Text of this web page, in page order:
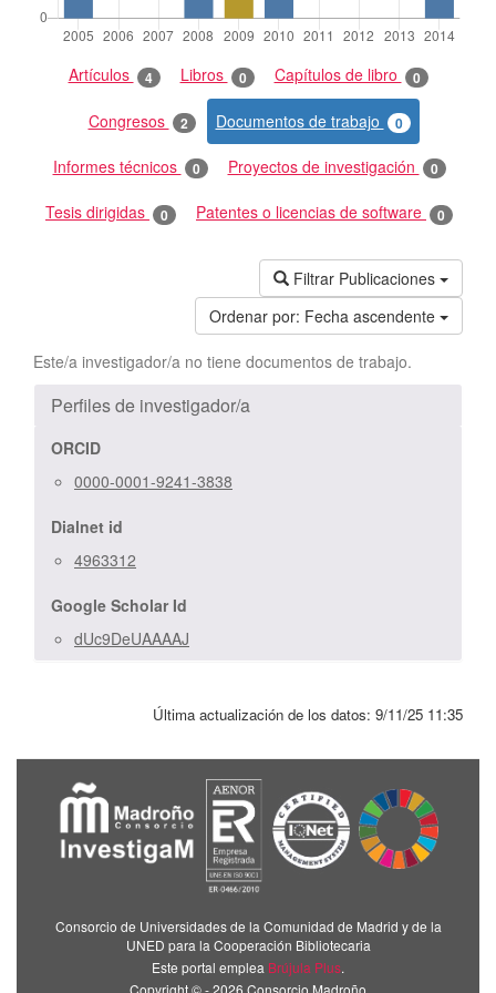
Artículos 4 Libros 0 Capítulos de libro 0
Congresos 2 Documentos de trabajo 0
Informes técnicos 0 Proyectos de investigación 0
Tesis dirigidas 0 Patentes o licencias de software 0
Filtrar Publicaciones
Ordenar por: Fecha ascendente
Este/a investigador/a no tiene documentos de trabajo.
Perfiles de investigador/a
ORCID
0000-0001-9241-3838
Dialnet id
4963312
Google Scholar Id
dUc9DeUAAAAJ
Última actualización de los datos: 9/11/25 11:35
Consorcio de Universidades de la Comunidad de Madrid y de la
UNED para la Cooperación Bibliotecaria
Este portal emplea Brújula Plus.
Copyright © - 2026 Consorcio Madroño